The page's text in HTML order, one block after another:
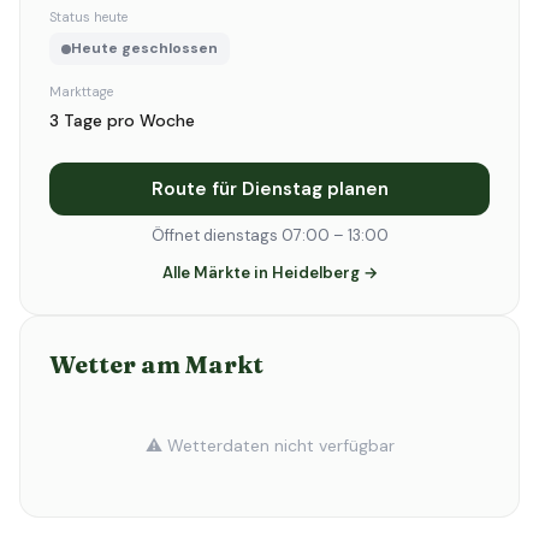
Status heute
Heute geschlossen
Markttage
3 Tage pro Woche
Route für Dienstag planen
Öffnet dienstags 07:00 – 13:00
Alle Märkte in Heidelberg →
Wetter am Markt
⚠️ Wetterdaten nicht verfügbar